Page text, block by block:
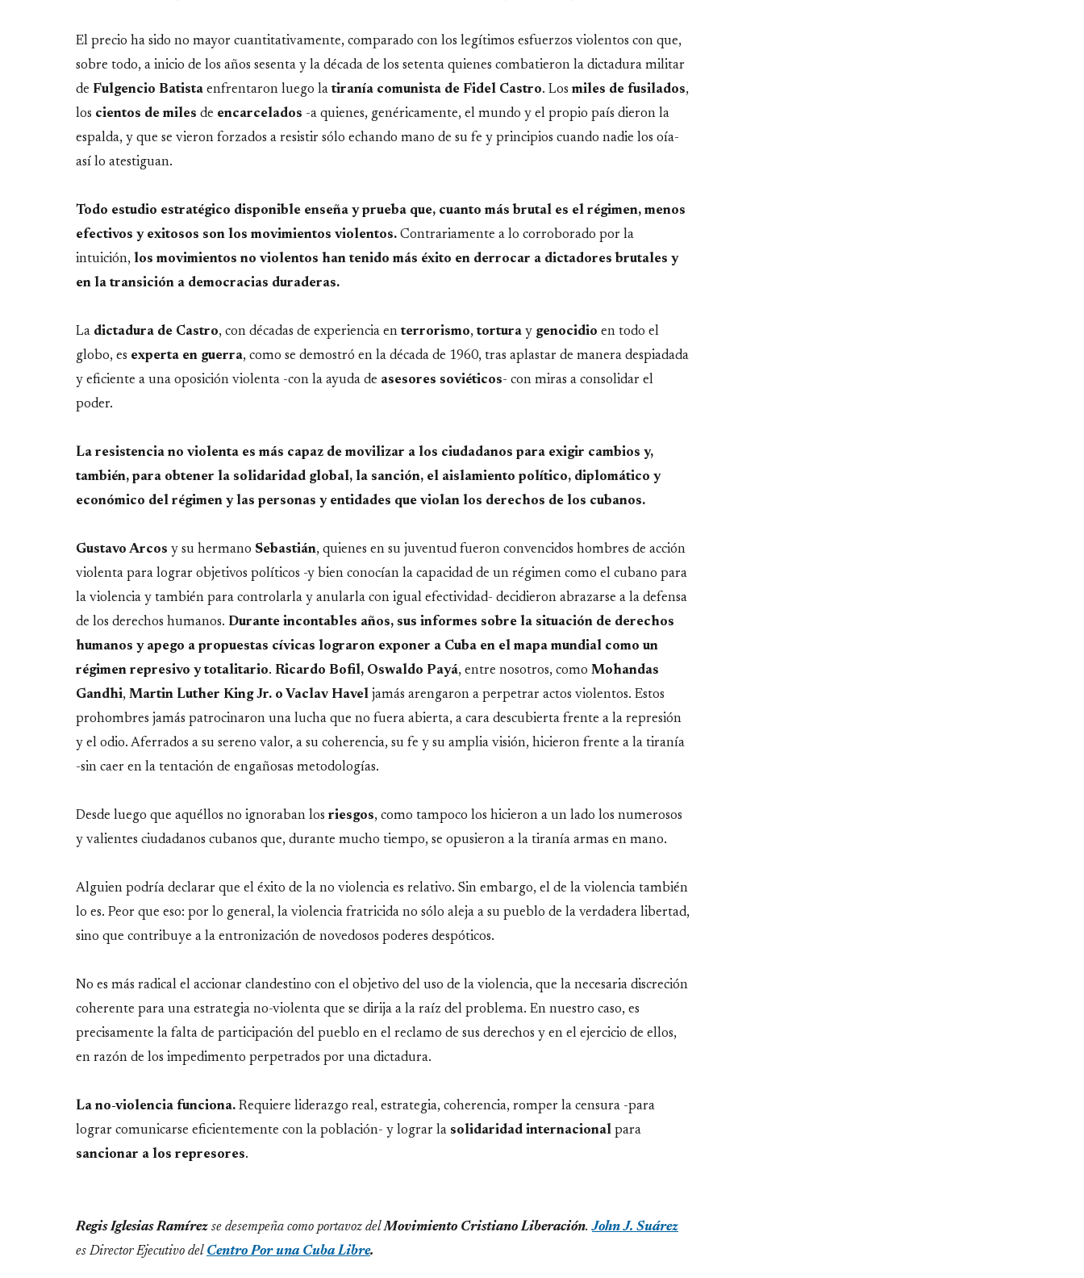
El precio ha sido no mayor cuantitativamente, comparado con los legítimos esfuerzos violentos con que,
sobre todo, a inicio de los años sesenta y la década de los setenta quienes combatieron la dictadura militar
de Fulgencio Batista enfrentaron luego la tiranía comunista de Fidel Castro. Los miles de fusilados,
los cientos de miles de encarcelados -a quienes, genéricamente, el mundo y el propio país dieron la
espalda, y que se vieron forzados a resistir sólo echando mano de su fe y principios cuando nadie los oía-
así lo atestiguan.
Todo estudio estratégico disponible enseña y prueba que, cuanto más brutal es el régimen, menos
efectivos y exitosos son los movimientos violentos. Contrariamente a lo corroborado por la
intuición, los movimientos no violentos han tenido más éxito en derrocar a dictadores brutales y
en la transición a democracias duraderas.
La dictadura de Castro, con décadas de experiencia en terrorismo, tortura y genocidio en todo el
globo, es experta en guerra, como se demostró en la década de 1960, tras aplastar de manera despiadada
y eficiente a una oposición violenta -con la ayuda de asesores soviéticos- con miras a consolidar el
poder.
La resistencia no violenta es más capaz de movilizar a los ciudadanos para exigir cambios y,
también, para obtener la solidaridad global, la sanción, el aislamiento político, diplomático y
económico del régimen y las personas y entidades que violan los derechos de los cubanos.
Gustavo Arcos y su hermano Sebastián, quienes en su juventud fueron convencidos hombres de acción
violenta para lograr objetivos políticos -y bien conocían la capacidad de un régimen como el cubano para
la violencia y también para controlarla y anularla con igual efectividad- decidieron abrazarse a la defensa
de los derechos humanos. Durante incontables años, sus informes sobre la situación de derechos
humanos y apego a propuestas cívicas lograron exponer a Cuba en el mapa mundial como un
régimen represivo y totalitario. Ricardo Bofil, Oswaldo Payá, entre nosotros, como Mohandas
Gandhi, Martin Luther King Jr. o Vaclav Havel jamás arengaron a perpetrar actos violentos. Estos
prohombres jamás patrocinaron una lucha que no fuera abierta, a cara descubierta frente a la represión
y el odio. Aferrados a su sereno valor, a su coherencia, su fe y su amplia visión, hicieron frente a la tiranía
-sin caer en la tentación de engañosas metodologías.
Desde luego que aquéllos no ignoraban los riesgos, como tampoco los hicieron a un lado los numerosos
y valientes ciudadanos cubanos que, durante mucho tiempo, se opusieron a la tiranía armas en mano.
Alguien podría declarar que el éxito de la no violencia es relativo. Sin embargo, el de la violencia también
lo es. Peor que eso: por lo general, la violencia fratricida no sólo aleja a su pueblo de la verdadera libertad,
sino que contribuye a la entronización de novedosos poderes despóticos.
No es más radical el accionar clandestino con el objetivo del uso de la violencia, que la necesaria discreción
coherente para una estrategia no-violenta que se dirija a la raíz del problema. En nuestro caso, es
precisamente la falta de participación del pueblo en el reclamo de sus derechos y en el ejercicio de ellos,
en razón de los impedimento perpetrados por una dictadura.
La no-violencia funciona. Requiere liderazgo real, estrategia, coherencia, romper la censura -para
lograr comunicarse eficientemente con la población- y lograr la solidaridad internacional para
sancionar a los represores.
Regis Iglesias Ramírez se desempeña como portavoz delMovimiento Cristiano Liberación.John J. Suárez
es Director Ejecutivo del Centro Por una Cuba Libre.